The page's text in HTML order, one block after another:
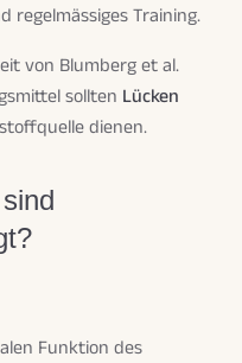
regelmässiges Training.
von Blumberg et al.
sollten Lücken
dienen.
Funktion des